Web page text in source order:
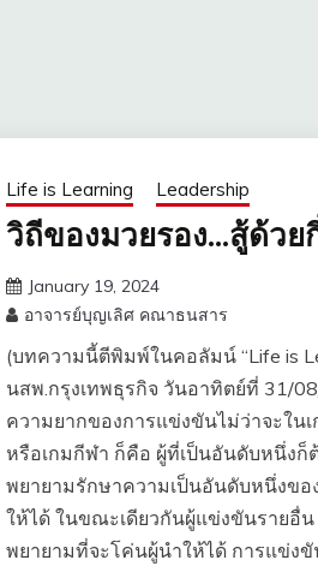
Life is Learning Leadership
วิถีของมวยรอง…สู้ด้วย
January 19, 2024
อาจารย์บุญเลิศ คณาธนสาร
(บทความนี้ตีพิมพ์ในคอลัมน์ “Life is
นสพ.กรุงเทพธุรกิจ วันอาทิตย์ที่ ​31/
ความยากของการแข่งขันไม่ว่าจะใน
หรือเกมกีฬา ก็คือ ผู้ที่เป็นอันดับหนึ่งก็
พยายามรักษาความเป็นอันดับหนึ่งของ
ให้ได้ ในขณะเดียวกันผู้แข่งขันรายอื่น
พยายามที่จะโค่นผู้นำให้ได้ การแข่ง